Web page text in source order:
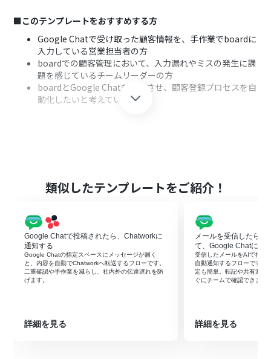
■このテンプレートをおすすめする方
Google Chatで受け取った顧客情報を、手作業でboardに
入力している営業担当者の方
boardでの顧客管理において、入力漏れやミスの発生に課
題を感じているチームリーダーの方
boardとGoogle Chatを連携させ、顧客登録プロセスを自
動化したいと考えている方
システムが自動で情報を処理するため、手入力による登
ューマンエラーを防ぎます。
■フローボットの流れ
はじめに、boardとGoogle ChatをYoomと連携します。
次に、トリガーでGoogle Chatを選択し、「スペースにメ
次に、オペレーションで分岐機能を設定し、特定のキー
ワードを含むメッセージなど、顧客登録を行いたい条件を
類似したテンプレートをご紹介！
Google Chatで投稿されたら、Chatworkに
通知する
Google Chatの指定スペースにメッセージが届く
と、内容を自動でChatworkへ転送するフローです。
二重確認や手作業を減らし、社内外の伝達遅れを防
げます。
詳細を見る
メールを受信したら
て、Google Chatに通
受信したメールをAIで抽出
自動通知するフローです。
定も簡単。転記や共有漏れ
ぐにチームで確認できます
詳細を見る